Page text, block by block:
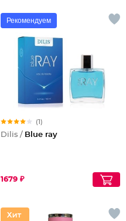
Рекомендуем
(1)
Dilis / Blue ray
1679 ₽